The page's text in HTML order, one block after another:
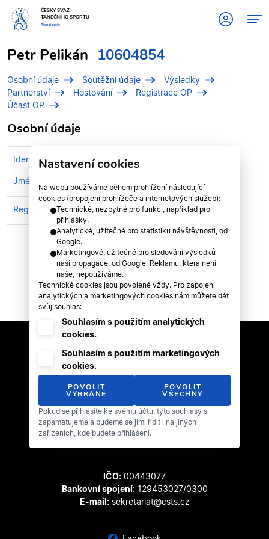
ČESKÝ SVAZ
TANEČNÍHO SPORTU
#tanciscsts
Petr Pelikán 10604854
Osobní údaje Soutěžní údaje
Výsledky
Partnerství
Hostování
Registrace OP
Účast OP
Osobní údaje
Identifikační číslo (IDT)
Jméno
Registrován v divizi Plzeňská divize
Český svaz tanečního sportu
Zátopkova 100/2
169 00 Praha 6 - Břevnov
IČO: 00443077
Bankovní spojení:129453027/0300
E-mail:sekretariat@csts.cz
Nastavení cookies
Na webu používáme během prohlížení následující
cookies (propojení prohlížeče a internetových služeb):
Technické, nezbytné pro funkci, například pro
přihlášky.
Analytické, užitečné pro statistiku návštěvnosti, od
Google.
Marketingové, užitečné pro sledování výsledků
naší propagace, od Google. Reklamu, která není
naše, nepoužíváme.
Technické cookies jsou povolené vždy. Pro zapojení
analytických a marketingových cookies nám můžete dát
svůj souhlas:
Souhlasím s použitím analytických
cookies.
Souhlasím s použitím marketingových
cookies.
POVOLIT
VYBRANÉ
POVOLIT
VŠECHNY
Pokud se přihlásíte ke svému účtu, tyto souhlasy si
zapamatujeme a budeme se jimi řídit i na jiných
zařízeních, kde budete přihlášeni.